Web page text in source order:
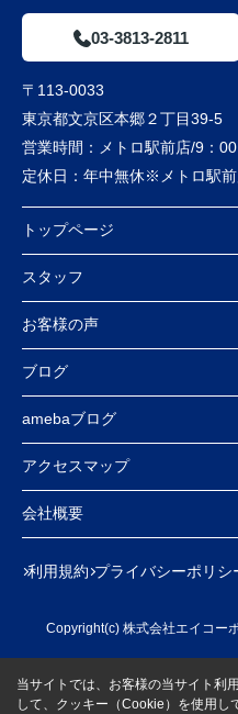
03-3813-2811
〒113-0033
東京都文京区本郷２丁目39-5
営業時間：
メトロ駅前店/9：
定休日： 年中無休※メトロ駅
トップページ
スタッフ
お客様の声
ブログ
amebaブログ
アクセスマップ
会社概要
利用規約 プライバシーポリシ
Copyright(c) 株式会社エイコ
当サイトでは、お客様の当サイト利
して、クッキー（Cookie）を使用し